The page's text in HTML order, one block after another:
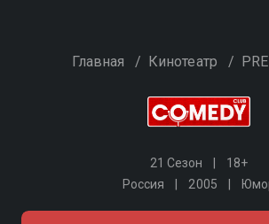
Главная / Кинотеатр /
21 Сезон
18+
Россия
2005